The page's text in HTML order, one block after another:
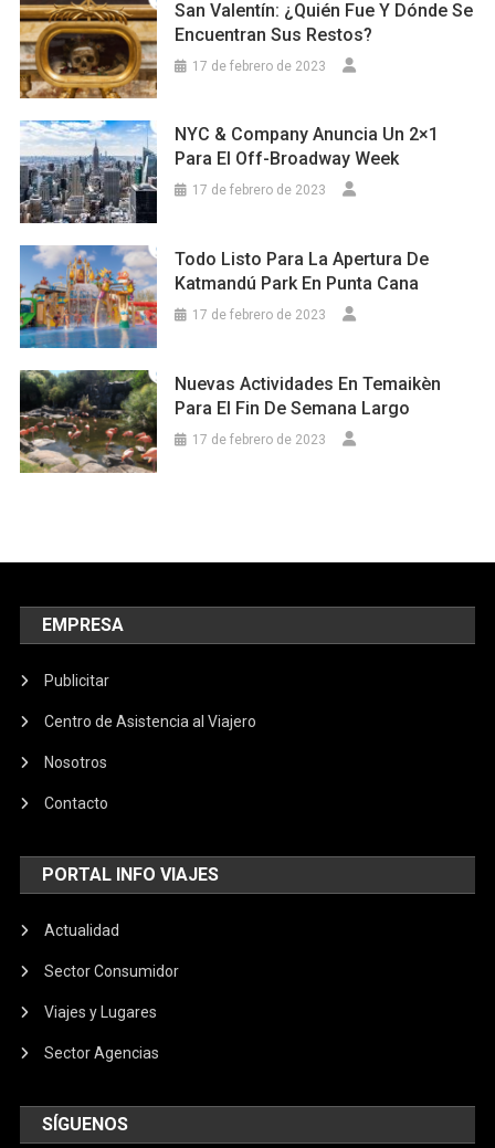
San Valentín: ¿Quién Fue Y Dónde Se
Encuentran Sus Restos?
17 de febrero de 2023
NYC & Company Anuncia Un 2×1
Para El Off-Broadway Week
17 de febrero de 2023
Todo Listo Para La Apertura De
Katmandú Park En Punta Cana
17 de febrero de 2023
Nuevas Actividades En Temaikèn
Para El Fin De Semana Largo
17 de febrero de 2023
EMPRESA
Publicitar
Centro de Asistencia al Viajero
Nosotros
Contacto
PORTAL INFO VIAJES
Actualidad
Sector Consumidor
Viajes y Lugares
Sector Agencias
SÍGUENOS